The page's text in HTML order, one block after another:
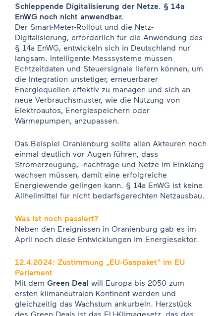
Schleppende Digitalisierung der Netze. § 14a
EnWG noch nicht anwendbar.
Der Smart-Meter-Rollout und die Netz-
Digitalisierung, erforderlich für die Anwendung des
§ 14a EnWG, entwickeln sich in Deutschland nur
langsam. Intelligente Messsysteme müssen
Echtzeitdaten und Steuersignale liefern können, um
die Integration unstetiger, erneuerbarer
Energiequellen effektiv zu managen und sich an
neue Verbrauchsmuster, wie die Nutzung von
Elektroautos, Energiespeichern oder
Wärmepumpen, anzupassen.
Das Beispiel Oranienburg sollte allen Akteuren noch
einmal deutlich vor Augen führen, dass
Stromerzeugung, -nachfrage und Netze im Einklang
wachsen müssen, damit eine erfolgreiche
Energiewende gelingen kann. § 14a EnWG ist keine
Allheilmittel für nicht bedarfsgerechten Netzausbau.
Was ist noch passiert?
Neben den Ereignissen in Oranienburg gab es im
April noch diese Entwicklungen im Energiesektor.
12.4.2024: Zustimmung „EU-Gaspaket“ im EU
Parlament
Mit dem Green Deal will Europa bis 2050 zum
ersten klimaneutralen Kontinent werden und
gleichzeitig das Wachstum ankurbeln. Herzstück
des Green Deals ist das EU-Klimagesetz, das das